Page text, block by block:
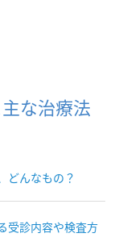
な治療法
どんなもの？
受診内容や検査方